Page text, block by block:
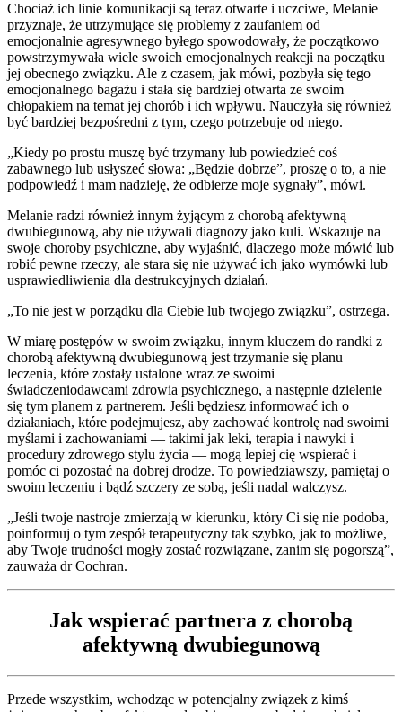
Chociaż ich linie komunikacji są teraz otwarte i uczciwe, Melanie
przyznaje, że utrzymujące się problemy z zaufaniem od
emocjonalnie agresywnego byłego spowodowały, że początkowo
powstrzymywała wiele swoich emocjonalnych reakcji na początku
jej obecnego związku. Ale z czasem, jak mówi, pozbyła się tego
emocjonalnego bagażu i stała się bardziej otwarta ze swoim
chłopakiem na temat jej chorób i ich wpływu. Nauczyła się również
być bardziej bezpośredni z tym, czego potrzebuje od niego.
„Kiedy po prostu muszę być trzymany lub powiedzieć coś
zabawnego lub usłyszeć słowa: „Będzie dobrze”, proszę o to, a nie
podpowiedź i mam nadzieję, że odbierze moje sygnały”, mówi.
Melanie radzi również innym żyjącym z chorobą afektywną
dwubiegunową, aby nie używali diagnozy jako kuli. Wskazuje na
swoje choroby psychiczne, aby wyjaśnić, dlaczego może mówić lub
robić pewne rzeczy, ale stara się nie używać ich jako wymówki lub
usprawiedliwienia dla destrukcyjnych działań.
„To nie jest w porządku dla Ciebie lub twojego związku”, ostrzega.
W miarę postępów w swoim związku, innym kluczem do randki z
chorobą afektywną dwubiegunową jest trzymanie się planu
leczenia, które zostały ustalone wraz ze swoimi
świadczeniodawcami zdrowia psychicznego, a następnie dzielenie
się tym planem z partnerem. Jeśli będziesz informować ich o
działaniach, które podejmujesz, aby zachować kontrolę nad swoimi
myślami i zachowaniami — takimi jak leki, terapia i nawyki i
procedury zdrowego stylu życia — mogą lepiej cię wspierać i
pomóc ci pozostać na dobrej drodze. To powiedziawszy, pamiętaj o
swoim leczeniu i bądź szczery ze sobą, jeśli nadal walczysz.
„Jeśli twoje nastroje zmierzają w kierunku, który Ci się nie podoba,
poinformuj o tym zespół terapeutyczny tak szybko, jak to możliwe,
aby Twoje trudności mogły zostać rozwiązane, zanim się pogorszą”,
zauważa dr Cochran.
Jak wspierać partnera z chorobą
afektywną dwubiegunową
Przede wszystkim, wchodząc w potencjalny związek z kimś